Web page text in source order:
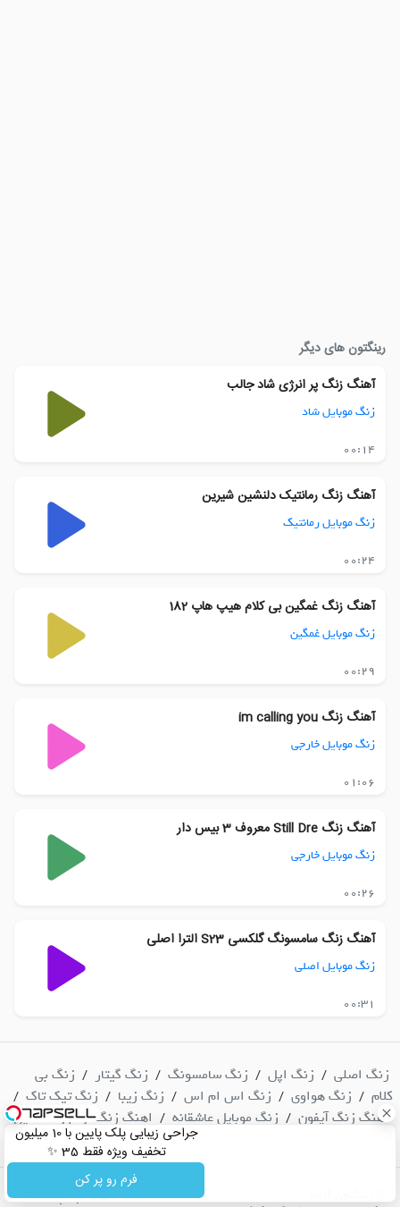
جراحی زیبایی پلک پایین با 10 میلیون
تخفیف ویژه فقط 35 ✨
فرم رو پر کن
رینگتون های دیگر
آهنگ زنگ پر انرژی شاد جالب
زنگ موبایل شاد
00:14
آهنگ زنگ رمانتیک دلنشین شیرین
زنگ موبایل رمانتیک
00:24
آهنگ زنگ غمگین بی کلام هیپ هاپ 182
زنگ موبایل غمگین
00:29
آهنگ زنگ im calling you
زنگ موبایل خارجی
01:06
آهنگ زنگ Still Dre معروف 3 بیس دار
زنگ موبایل خارجی
00:26
آهنگ زنگ سامسونگ گلکسی S23 الترا اصلی
زنگ موبایل اصلی
00:31
زنگ اصلی / زنگ اپل / زنگ سامسونگ / زنگ گیتار / زنگ بی
کلام / زنگ هواوی / زنگ اس ام اس / زنگ زیبا / زنگ تیک تاک /
آهنگ زنگ آیفون / زنگ موبایل عاشقانه / اهنگ زنگ ارام و دلنشین
| پشتیبانی